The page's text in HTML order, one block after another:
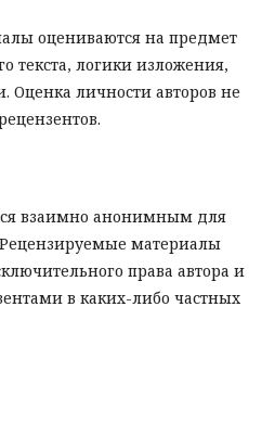
оцениваются на предмет
текста, логики изложения,
Оценка личности авторов не
взаимно анонимным для
Рецензируемые материалы
права автора и
в каких-либо частных